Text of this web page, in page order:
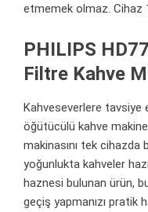
etmemek olmaz. Cihaz
PHILIPS
Filtre Kahve
Kahveseverlere tavsiye
öğütücülü kahve
makinasını tek
yoğunlukta kahveler
haznesi bulunan ürün,
geçiş yapmanızı pratik